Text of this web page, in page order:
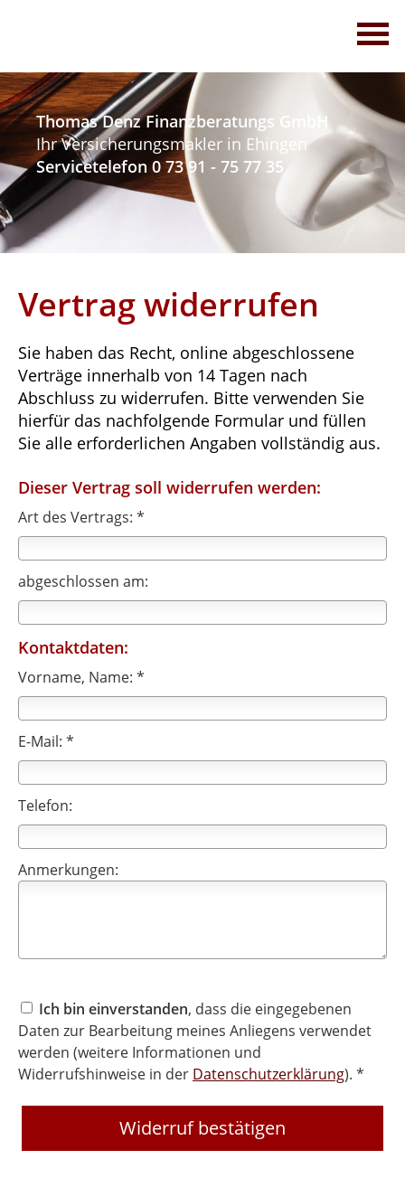
Thomas Denz Finanzberatungs GmbH
Ihr Versicherungsmakler in Ehingen
Servicetelefon 0 73 91 - 75 77 35
Vertrag widerrufen
Sie haben das Recht, online abgeschlossene
Verträge innerhalb von 14 Tagen nach
Abschluss zu widerrufen. Bitte verwenden Sie
hierfür das nachfolgende Formular und füllen
Sie alle erforderlichen Angaben vollständig aus.
Dieser Vertrag soll widerrufen werden:
Art des Vertrags: *
abgeschlossen am:
Kontaktdaten:
Vorname, Name: *
E-Mail: *
Telefon:
Anmerkungen:
Ich bin einverstanden, dass die eingegebenen
Daten zur Bearbeitung meines Anliegens verwendet
werden (weitere Informationen und
Widerrufshinweise in der Datenschutzerklärung). *
Widerruf bestätigen